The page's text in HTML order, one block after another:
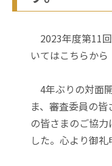
2023年度第11
いてはこちらから
4年ぶりの対面
ま、審査委員の
の皆さまのご協
した。心より御礼